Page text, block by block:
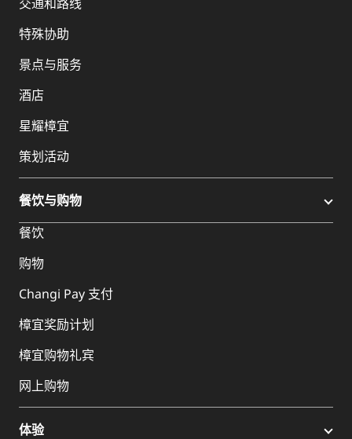
特殊协助
景点与服务
酒店
星耀樟宜
策划活动
餐饮与购物
餐饮
购物
Changi Pay 支付
樟宜奖励计划
樟宜购物礼宾
网上购物
体验